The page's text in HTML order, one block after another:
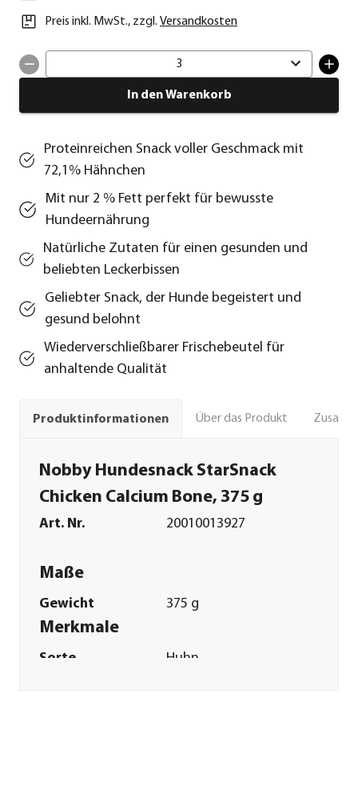
Preis inkl. MwSt., zzgl. Versandkosten
3
In den Warenkorb
Proteinreichen Snack voller Geschmack mit
72,1% Hähnchen
Mit nur 2 % Fett perfekt für bewusste
Hundeernährung
Natürliche Zutaten für einen gesunden und
beliebten Leckerbissen
Geliebter Snack, der Hunde begeistert und
gesund belohnt
Wiederverschließbarer Frischebeutel für
anhaltende Qualität
Produktinformationen Über das Produkt
Nobby Hundesnack StarSnack
Chicken Calcium Bone, 375 g
Art. Nr. 20010013927
Maße
Gewicht 375 g
Merkmale
Sorte
Huhn